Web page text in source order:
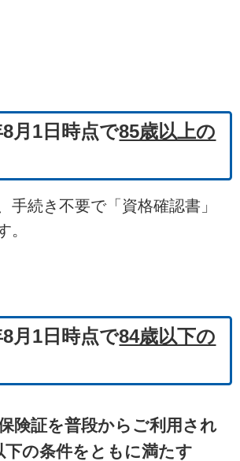
月1日時点で85歳以上の
続き不要で「資格確認書」
。
月1日時点で84歳以下の
険証を普段からご利用され
下の条件をともに満たす